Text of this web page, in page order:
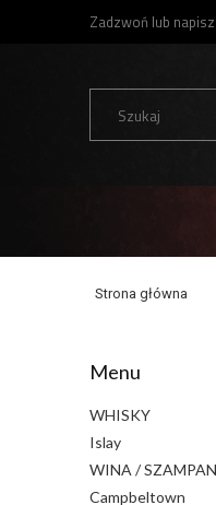
Zadzwoń lub napisz:
Strona główna
Menu
WHISKY
Islay
WINA /
Campbeltown